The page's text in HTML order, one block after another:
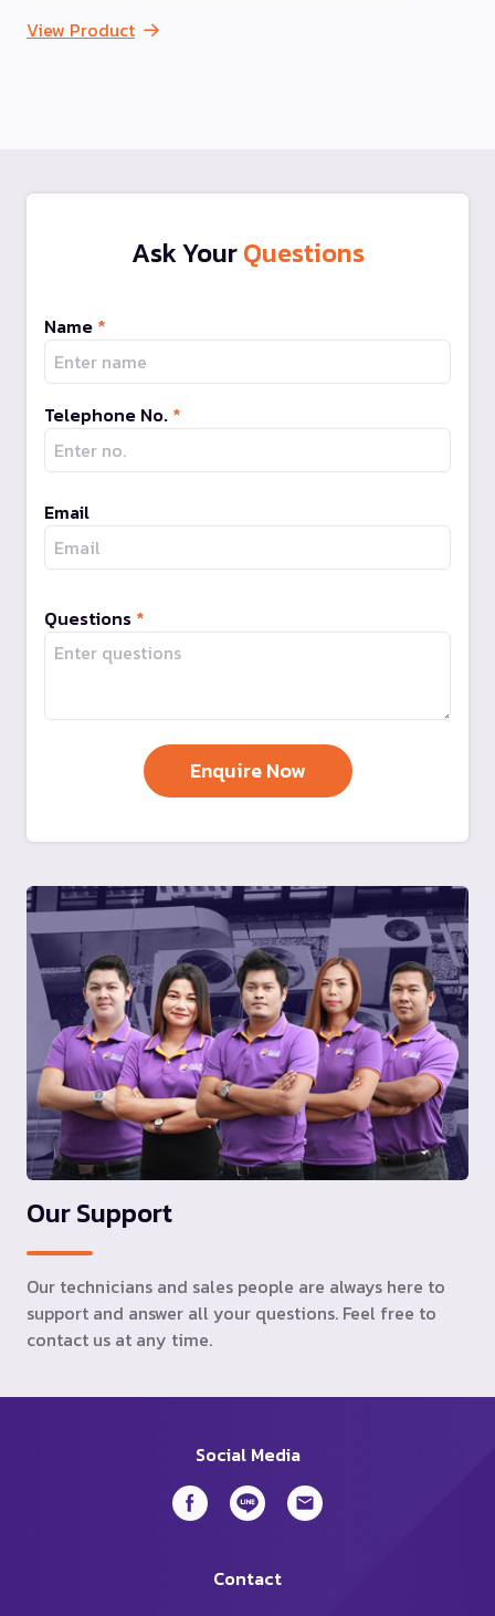
View Product
Ask YourQuestions
Name *
Telephone No. *
Email
Questions *
Our Support
Our technicians and sales people are always here to
support and answer all your questions. Feel free to
contact us at any time.
Social Media
Contact